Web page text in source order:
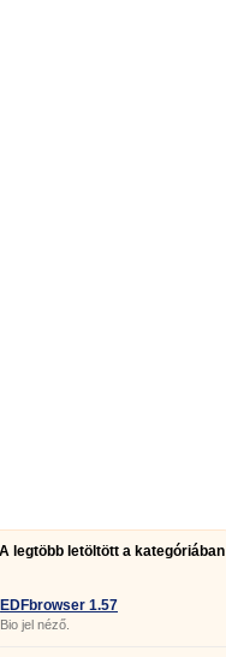
A legtöbb letöltött a kategóriában
EDFbrowser 1.57
Bio jel néző.